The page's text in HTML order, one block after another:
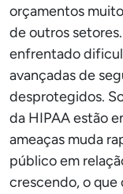
orçamentos
de outros
enfrentado
avançadas de
desprotegidos.
da HIPAA estão
ameaças muda
público em
crescendo, o que